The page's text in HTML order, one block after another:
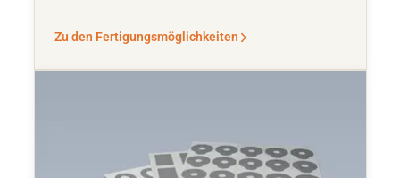
Zu den Fertigungsmöglichkeiten